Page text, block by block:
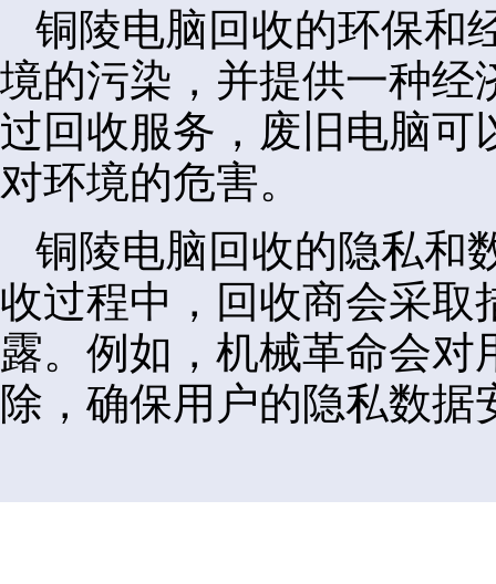
铜陵电脑回收的环保和
境的污染，并提供一种经
过回收服务，废旧电脑可
对环境的危害。
铜陵电脑回收的隐私和
收过程中，回收商会采取
露。例如，机械革命会
除，确保用户的隐私数据